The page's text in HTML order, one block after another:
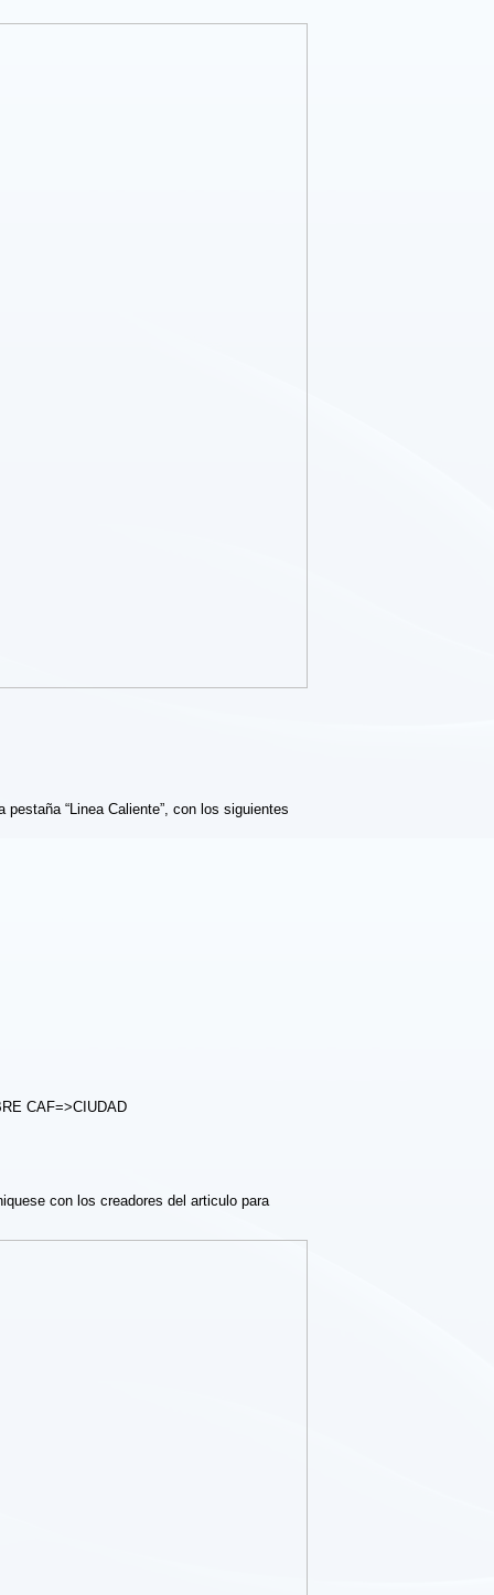
“Linea Caliente”, con los siguientes
CAF=>CIUDAD
con los creadores del articulo para